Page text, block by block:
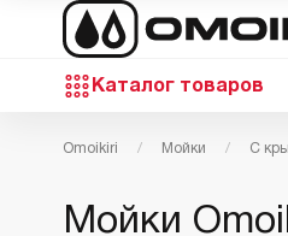
Каталог товаров
Omoikiri Мойки С
Мойки